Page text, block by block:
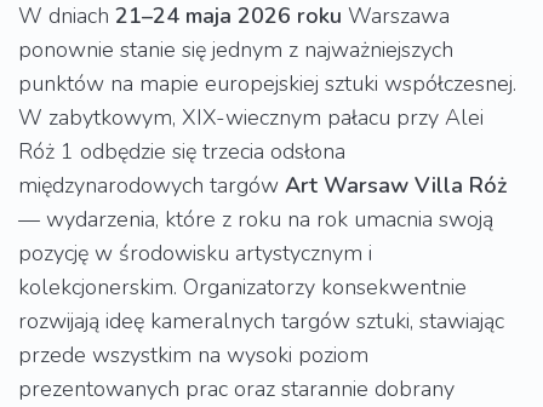
W dniach 21–24 maja 2026 roku Warszawa
ponownie stanie się jednym z najważniejszych
punktów na mapie europejskiej sztuki współczesnej.
W zabytkowym, XIX-wiecznym pałacu przy Alei
Róż 1 odbędzie się trzecia odsłona
międzynarodowych targów Art Warsaw Villa Róż
— wydarzenia, które z roku na rok umacnia swoją
pozycję w środowisku artystycznym i
kolekcjonerskim. Organizatorzy konsekwentnie
rozwijają ideę kameralnych targów sztuki, stawiając
przede wszystkim na wysoki poziom
prezentowanych prac oraz starannie dobrany